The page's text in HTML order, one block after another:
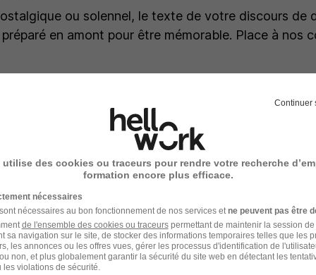
ou solennel, le texte de votre discours de
en amont pour être mémorable. Place à nos
votre discours de départ à
peut sembler intimidant, mais avec quelques
bonne dose de sincérité, il devient un vrai moment
clés pour délivrer un message à la hauteur de ce
Continuer
utilise des cookies ou traceurs pour rendre votre recherche
formation encore plus efficace.
nécessaires
nécessaires au bon fonctionnement de nos services et ne peuvent pas être
de l'ensemble des cookies ou traceurspermettant de maintenir la session
sa navigation sur le site, de stocker des informations temporaires telles que les
les annonces ou les offres vues, gérer les processus d'identification de
non, et plus globalement garantir la sécurité du site web en détectant les
violations de sécurité.